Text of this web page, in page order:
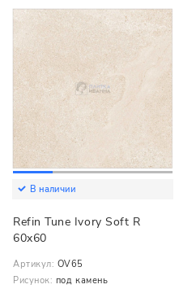
В наличии
Refin Tune Ivory Soft R
60x60
Артикул: OV65
Рисунок: под камень